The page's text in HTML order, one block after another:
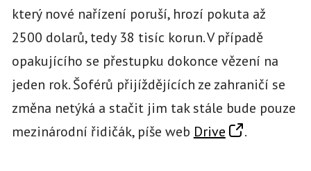
který nové nařízení poruší, hrozí pokuta až
2500 dolarů, tedy 38 tisíc korun. V případě
opakujícího se přestupku dokonce vězení na
jeden rok. Šoférů přijíždějících ze zahraničí se
změna netýká a stačit jim tak stále bude pouze
mezinárodní řidičák, píše web Drive .